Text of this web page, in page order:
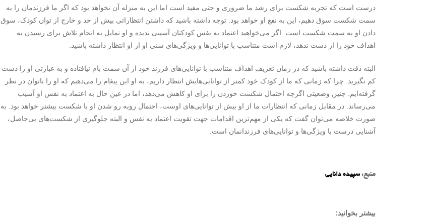
درست است که تجربه شکست برای رشد ما ضروری و حتی مفید است اما این به منزله آن نخواهد بود که اگر ما فرزندمان را به
سمت شکست سوق دهیم، این به نفع او خواهد بود. توجه داشته باشید که داشتن انتظاراتی بیش از حد و خارج از توان کودک، سوق
دادن او به سمت شکست است. اگر می‌خواهید اعتماد به نفس کودکتان آسیبی ندیده و او تمایل به انجام تلاش برای رسیدن به
اهداف خود را از دست ندهد، لازم است متناسب با توانایی‌ها و ویژگی‌های سنی او از او انتظار داشته باشید.
البته دقت داشته باشید که در زمان تعریف اهداف متناسب با توانا‌یی­‌های فرزند خود از آن سمت بام نیافتاده و به عبارتی او را دست
کم نگیرید. چرا که زمانی که ما از کودک خود کمتر از توانایی‌هایش انتظار داریم، به او این پیغام را می‌دهیم که او را ناتوان در نظر
گرفته‌ایم. چنین وضعیتی اگرچه احتمال شکست خوردن را برای او کاهش می‌دهد، اما در عین حال به اعتماد به نفس او آسیب
می‌رساند. در مقابل زمانی که انتظارات ما از او بیش از توانایی‌های اوست، احتمال روبه ­رو شدن او با شکست بیشتر خواهد بود. به
صورت خلاصه می‌توان گفت که یکی از مهم‌ترین اقدامات جهت تقویت اعتماد به نفس و البته جلوگیری از شکست‌های بی‌حاصل،
آشنایی درست با ویژگی‌ها و توانایی‌های فرزندانمان است.
منبع: سپیده دانایی
بیشتر بخوانید: